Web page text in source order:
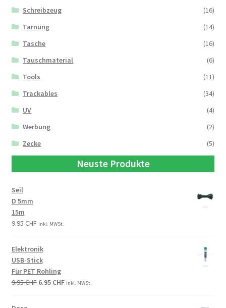
Schreibzeug
(16)
Tarnung
(14)
Tasche
(16)
Tauschmaterial
(6)
Tools
(11)
Trackables
(34)
UV
(4)
Werbung
(2)
Zecke
(5)
Neuste Produkte
Seil
D 5mm
15m
9.95 CHF inkl. MWSt.
Elektronik
USB-Stick
Für PET Rohling
9.95CHF 6.95 CHF inkl. MWSt.